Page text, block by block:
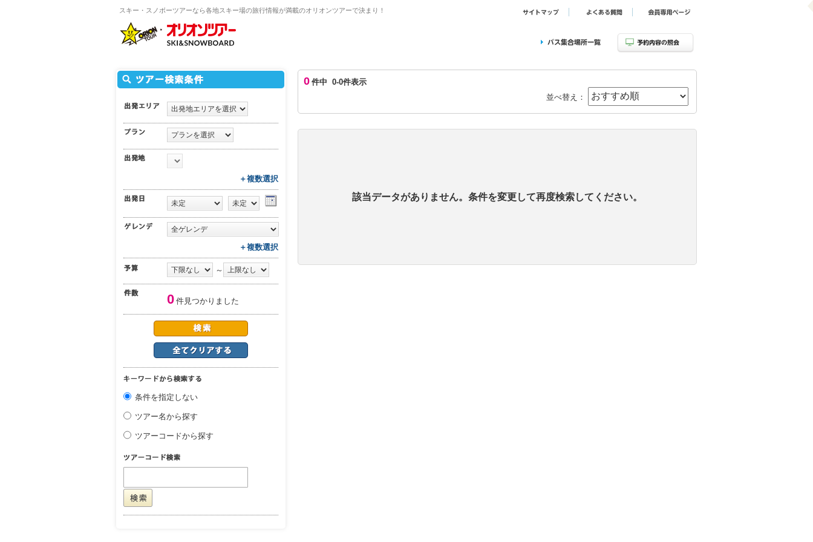
スキー・スノボーツアーなら各地スキー場の旅行情報が満載のオリオンツアーで決まり！
＋複数選択
＋複数選択
～
0 件見つかりました
条件を指定しない
ツアー名から探す
ツアーコードから探す
0 件中 0-0件表示
並べ替え：
該当データがありません。条件を変更して再度検索してください。